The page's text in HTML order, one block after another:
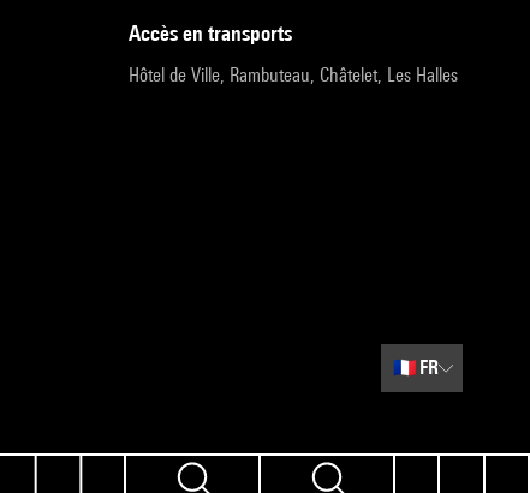
accès en transports
Hôtel de Ville, Rambuteau, Châtelet, Les Halles
🇫🇷 FR